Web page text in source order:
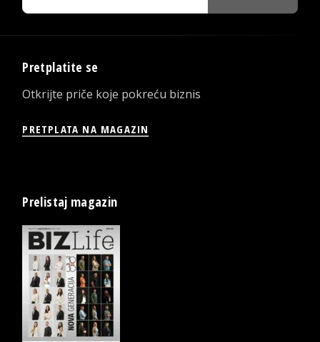
Pretplatite se
Otkrijte priče koje pokreću biznis
PRETPLATA NA MAGAZIN
Prelistaj magazin